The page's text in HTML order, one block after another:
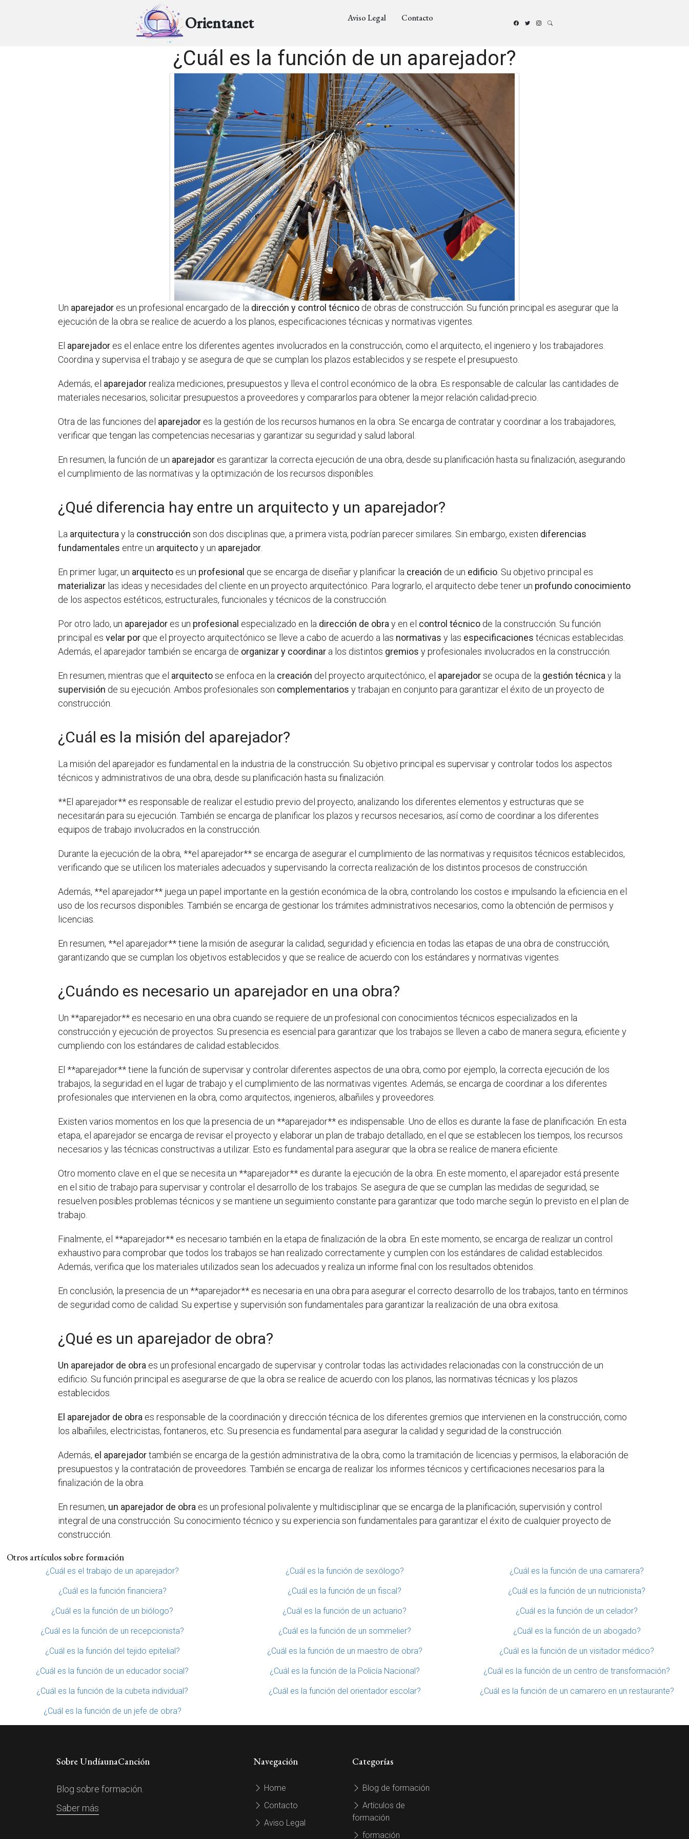
Orientanet Aviso Legal Contacto
¿Cuál es la función de un aparejador?
Un aparejador es un profesional encargado de la dirección y control técnico de obras de construcción. Su función principal es asegurar que la
ejecución de la obra se realice de acuerdo a los planos, especificaciones técnicas y normativas vigentes.
El aparejador es el enlace entre los diferentes agentes involucrados en la construcción, como el arquitecto, el ingeniero y los trabajadores.
Coordina y supervisa el trabajo y se asegura de que se cumplan los plazos establecidos y se respete el presupuesto.
Además, el aparejadorrealiza mediciones, presupuestos y lleva el control económico de la obra. Es responsable de calcular las cantidades de
materiales necesarios, solicitar presupuestos a proveedores y compararlos para obtener la mejor relación calidad-precio.
Otra de las funciones del aparejador es la gestión de los recursos humanos en la obra. Se encarga de contratar y coordinar a los trabajadores,
verificar que tengan las competencias necesarias y garantizar su seguridad y salud laboral.
En resumen, la función de un aparejador es garantizar la correcta ejecución de una obra, desde su planificación hasta su finalización, asegurando
el cumplimiento de las normativas y la optimización de los recursos disponibles.
¿Qué diferencia hay entre un arquitecto y un aparejador?
La arquitectura y la construcción son dos disciplinas que, a primera vista, podrían parecer similares. Sin embargo, existen diferencias
fundamentales entre un arquitectoy un aparejador
En primer lugar, un arquitecto es un profesional que se encarga de diseñar y planificar la creación de un edificio . Su objetivo principal es
materializar las ideas y necesidades del cliente en un proyecto arquitectónico. Para lograrlo, el arquitecto debe tener un profundo conocimiento
de los aspectos estéticos, estructurales, funcionales y técnicos de la construcción.
Por otro lado, un aparejador es un profesional especializado en la dirección de obra y en el control técnico de la construcción. Su función
principal esvelar por que el proyecto arquitectónico se lleve a cabo de acuerdo a las normativas y las especificaciones técnicas establecidas.
Además, el aparejador también se encarga de organizar y coordinar a los distintos gremios y profesionales involucrados en la construcción.
En resumen, mientras que el arquitectose enfoca en la creación del proyecto arquitectónico, el aparejadorse ocupa de la gestión técnica y la
supervisión de su ejecución. Ambos profesionales son complementarios y trabajan en conjunto para garantizar el éxito de un proyecto de
construcción.
¿Cuál es la misión del aparejador?
La misión del aparejador es fundamental en la industria de la construcción. Su objetivo principal es supervisar y controlar todos los aspectos
técnicos y administrativos de una obra, desde su planificación hasta su finalización.
**El aparejador** es responsable de realizar el estudio previo del proyecto, analizando los diferentes elementos y estructuras que se
necesitarán para su ejecución. También se encarga de planificar los plazos y recursos necesarios, así como de coordinar a los diferentes
equipos de trabajo involucrados en la construcción.
Durante la ejecución de la obra, **el aparejador** se encarga de asegurar el cumplimiento de las normativas y requisitos técnicos establecidos,
verificando que se utilicen los materiales adecuados y supervisando la correcta realización de los distintos procesos de construcción.
Además, **el aparejador** juega un papel importante en la gestión económica de la obra, controlando los costos e impulsando la eficiencia en el
uso de los recursos disponibles. También se encarga de gestionar los trámites administrativos necesarios, como la obtención de permisos y
licencias.
En resumen, **el aparejador** tiene la misión de asegurar la calidad, seguridad y eficiencia en todas las etapas de una obra de construcción,
garantizando que se cumplan los objetivos establecidos y que se realice de acuerdo con los estándares y normativas vigentes.
¿Cuándo es necesario un aparejador en una obra?
Un **aparejador** es necesario en una obra cuando se requiere de un profesional con conocimientos técnicos especializados en la
construcción y ejecución de proyectos. Su presencia es esencial para garantizar que los trabajos se lleven a cabo de manera segura, eficiente y
cumpliendo con los estándares de calidad establecidos.
El **aparejador** tiene la función de supervisar y controlar diferentes aspectos de una obra, como por ejemplo, la correcta ejecución de los
trabajos, la seguridad en el lugar de trabajo y el cumplimiento de las normativas vigentes. Además, se encarga de coordinar a los diferentes
profesionales que intervienen en la obra, como arquitectos, ingenieros, albañiles y proveedores.
Existen varios momentos en los que la presencia de un **aparejador** es indispensable. Uno de ellos es durante la fase de planificación. En esta
etapa, el aparejador se encarga de revisar el proyecto y elaborar un plan de trabajo detallado, en el que se establecen los tiempos, los recursos
necesarios y las técnicas constructivas a utilizar. Esto es fundamental para asegurar que la obra se realice de manera eficiente.
Otro momento clave en el que se necesita un **aparejador** es durante la ejecución de la obra. En este momento, el aparejador está presente
en el sitio de trabajo para supervisar y controlar el desarrollo de los trabajos. Se asegura de que se cumplan las medidas de seguridad, se
resuelven posibles problemas técnicos y se mantiene un seguimiento constante para garantizar que todo marche según lo previsto en el plan de
trabajo.
Finalmente, el **aparejador** es necesario también en la etapa de finalización de la obra. En este momento, se encarga de realizar un control
exhaustivo para comprobar que todos los trabajos se han realizado correctamente y cumplen con los estándares de calidad establecidos.
Además, verifica que los materiales utilizados sean los adecuados y realiza un informe final con los resultados obtenidos.
En conclusión, la presencia de un **aparejador** es necesaria en una obra para asegurar el correcto desarrollo de los trabajos, tanto en términos
de seguridad como de calidad. Su expertise y supervisión son fundamentales para garantizar la realización de una obra exitosa.
¿Qué es un aparejador de obra?
Un aparejador de obra es un profesional encargado de supervisar y controlar todas las actividades relacionadas con la construcción de un
edificio. Su función principal es asegurarse de que la obra se realice de acuerdo con los planos, las normativas técnicas y los plazos
establecidos.
El aparejador de obra es responsable de la coordinación y dirección técnica de los diferentes gremios que intervienen en la construcción, como
los albañiles, electricistas, fontaneros, etc. Su presencia es fundamental para asegurar la calidad y seguridad de la construcción.
Además, el aparejadortambién se encarga de la gestión administrativa de la obra, como la tramitación de licencias y permisos, la elaboración de
presupuestos y la contratación de proveedores. También se encarga de realizar los informes técnicos y certificaciones necesarios para la
finalización de la obra.
En resumen, un aparejador de obra es un profesional polivalente y multidisciplinar que se encarga de la planificación, supervisión y control
integral de una construcción. Su conocimiento técnico y su experiencia son fundamentales para garantizar el éxito de cualquier proyecto de
construcción.
Otros artículos sobre formación
¿Cuál es el trabajo de un aparejador? ¿Cuál es la función de sexólogo? ¿Cuál es la función de una camarera?
¿Cuál es la función financiera? ¿Cuál es la función de un fiscal? ¿Cuál es la función de un nutricionista?
¿Cuál es la función de un biólogo? ¿Cuál es la función de un actuario? ¿Cuál es la función de un celador?
¿Cuál es la función de un recepcionista? ¿Cuál es la función de un sommelier? ¿Cuál es la función de un abogado?
¿Cuál es la función del tejido epitelial? ¿Cuál es la función de un maestro de obra? ¿Cuál es la función de un visitador médico?
¿Cuál es la función de un educador social? ¿Cuál es la función de la Policía Nacional? ¿Cuál es la función de un centro de transformación?
¿Cuál es la función de la cubeta individual? ¿Cuál es la función del orientador escolar? ¿Cuál es la función de un camarero en un restaurante?
¿Cuál es la función de un jefe de obra?
Sobre UndíaunaCanción
Blog sobre formación.
Saber más
Navegación
Home
Contacto
Aviso Legal
Categorías
Blog de formación
Artículos de
formación
formación